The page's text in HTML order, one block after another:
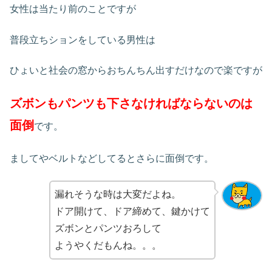
女性は当たり前のことですが
普段立ちションをしている男性は
ひょいと社会の窓からおちんちん出すだけなので楽ですが
ズボンもパンツも下さなければならないのは
面倒 です。
ましてやベルトなどしてるとさらに面倒です。
漏れそうな時は大変だよね。
ドア開けて、ドア締めて、鍵かけて
ズボンとパンツおろして
ようやくだもんね。。。